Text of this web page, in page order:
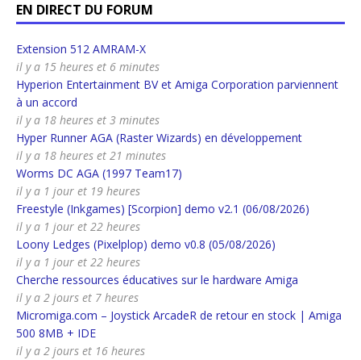
EN DIRECT DU FORUM
Extension 512 AMRAM-X
il y a 15 heures et 6 minutes
Hyperion Entertainment BV et Amiga Corporation parviennent
à un accord
il y a 18 heures et 3 minutes
Hyper Runner AGA (Raster Wizards) en développement
il y a 18 heures et 21 minutes
Worms DC AGA (1997 Team17)
il y a 1 jour et 19 heures
Freestyle (Inkgames) [Scorpion] demo v2.1 (06/08/2026)
il y a 1 jour et 22 heures
Loony Ledges (Pixelplop) demo v0.8 (05/08/2026)
il y a 1 jour et 22 heures
Cherche ressources éducatives sur le hardware Amiga
il y a 2 jours et 7 heures
Micromiga.com – Joystick ArcadeR de retour en stock | Amiga
500 8MB + IDE
il y a 2 jours et 16 heures